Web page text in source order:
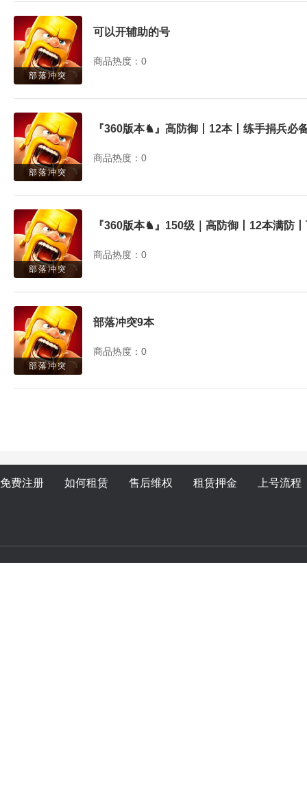
部落冲突
可以开辅助的号
商品热度：0
部落冲突
『360版本♞』高防御丨12本丨练手捐兵必
商品热度：0
部落冲突
商品热度：0
部落冲突
部落冲突9本
商品热度：0
免费注册 如何租赁 售后维权 租赁押金 上号流程